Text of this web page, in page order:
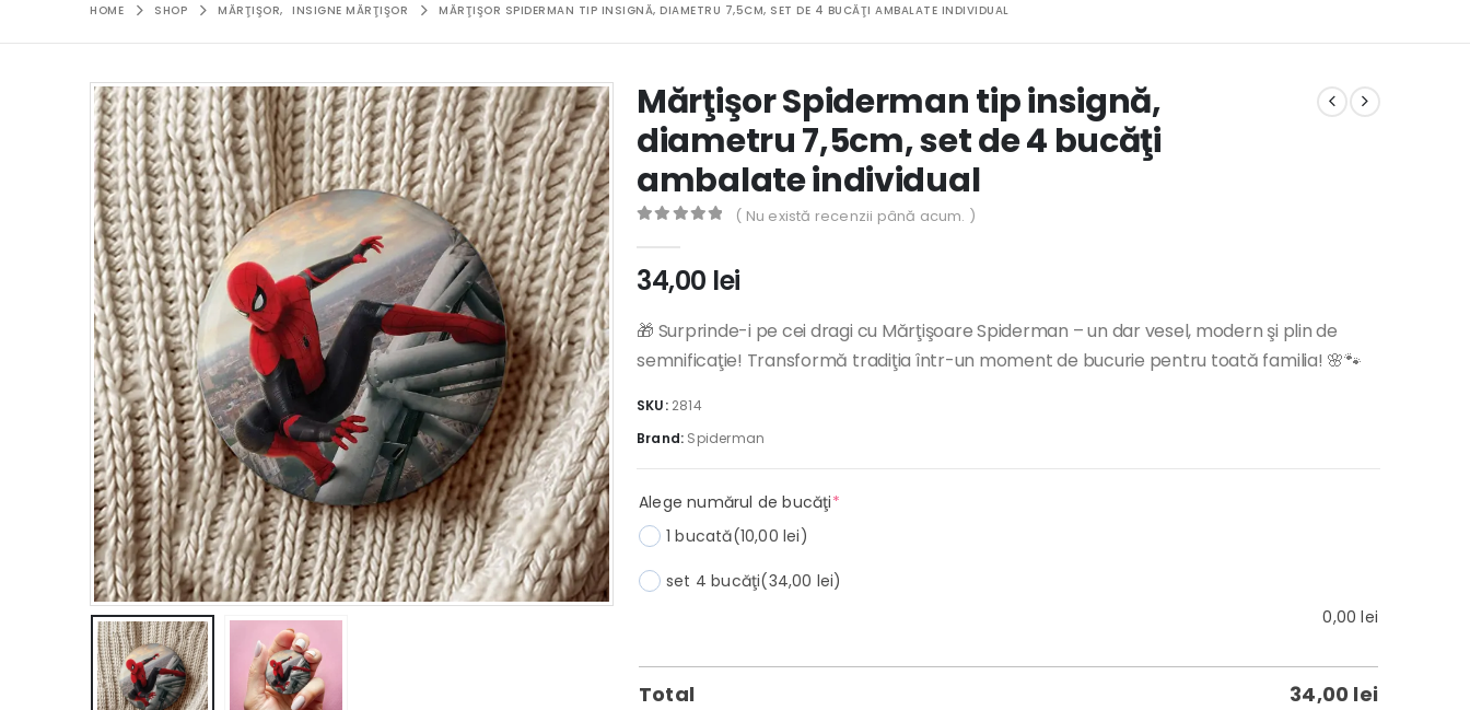
HOME SHOP MĂRŢIŞOR, INSIGNE MĂRŢIŞOR MĂRŢIŞOR SPIDERMAN TIP INSIGNĂ, DIAMETRU 7,5CM, SET DE 4 BUCĂŢI AMBALATE INDIVIDUAL
Mărţişor Spiderman tip insignă,
diametru 7,5cm, set de 4 bucăţi
ambalate individual
( Nu există recenzii până acum. )
34,00 lei
🎁 Surprinde-i pe cei dragi cu Mărţişoare Spiderman – un dar vesel, modern şi plin de
semnificaţie! Transformă tradiţia într-un moment de bucurie pentru toată familia! 🌸🐾
SKU: 2814
Brand: Spiderman
Alege numărul de bucăţi*(required)
1 bucată(10,00 lei)
set 4 bucăţi(34,00 lei)
0,00lei
Total 34,00 lei